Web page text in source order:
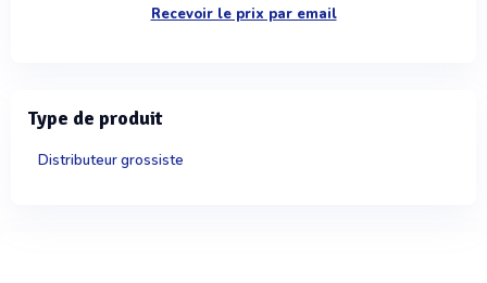
Recevoir le prix par email
Type de produit
Distributeur grossiste